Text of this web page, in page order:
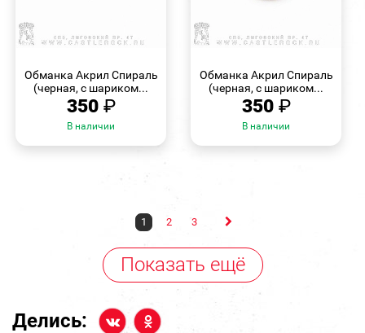
Обманка Акрил Спираль
(черная, с шариком...
350 ₽
В наличии
Обманка Акрил Спираль
(черная, с шариком...
350 ₽
В наличии
1 2 3
Показать ещё
Делись: